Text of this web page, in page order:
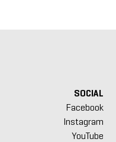
SOCIAL
Facebook
Instagram
YouTube